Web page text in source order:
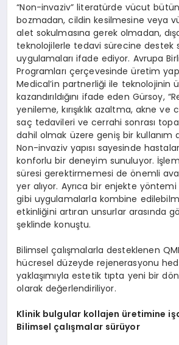
“Non-invaziv” literatürde vücut
bozmadan, cildin kesilmesine veya
alet sokulmasına gerek olmadan,
teknolojilerle tedavi sürecine destek
uygulamaları ifade ediyor. Avrupa
Programları çerçevesinde üretim
Medical’in partnerliği ile teknolojinin
kazandırıldığını ifade eden Gürsoy,
yenileme, kırışıklık azaltma, akne ve
saç tedavileri ve cerrahi sonrası
dahil olmak üzere geniş bir kullanım
Non-invaziv yapısı sayesinde
konforlu bir deneyim sunuluyor.
süresi gerektirmemesi de önemli
yer alıyor. Ayrıca bir enjekte yöntemi
gibi uygulamalarla kombine
etkinliğini artıran unsurlar arasında
şeklinde konuştu.
Bilimsel çalışmalarla desteklenen
hücresel düzeyde rejenerasyonu
yaklaşımıyla estetik tıpta yeni bir
olarak değerlendiriliyor.
Klinik bulgular kollajen üretimine
Bilimsel çalışmalar sürüyor